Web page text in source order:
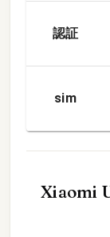
認証
sim
Xiaomi